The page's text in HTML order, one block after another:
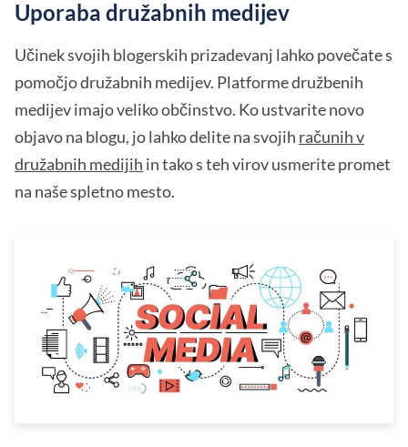
Uporaba družabnih medijev
Učinek svojih blogerskih prizadevanj lahko povečate s
pomočjo družabnih medijev. Platforme družbenih
medijev imajo veliko občinstvo. Ko ustvarite novo
objavo na blogu, jo lahko delite na svojih računih v
družabnih medijih in tako s teh virov usmerite promet
na naše spletno mesto.